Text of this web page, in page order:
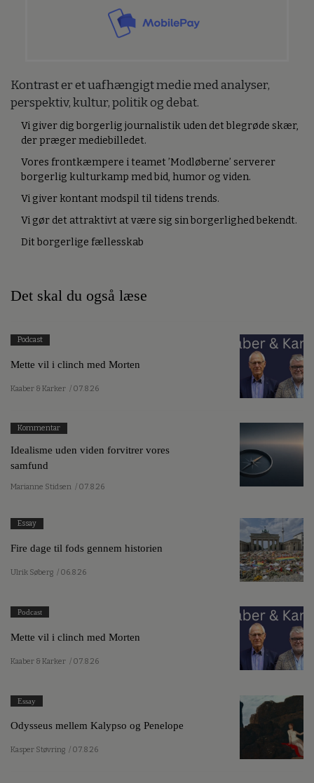
Kontrast er et uafhængigt medie med analyser,
perspektiv, kultur, politik og debat.
Vi giver dig borgerlig journalistik uden det blegrøde skær,
der præger mediebilledet.
Vores frontkæmpere i teamet ’Modløberne’ serverer
borgerlig kulturkamp med bid, humor og viden.
Vi giver kontant modspil til tidens trends.
Vi gør det attraktivt at være sig sin borgerlighed bekendt.
Dit borgerlige fællesskab
Det skal du også læse
Podcast
Mette vil i clinch med Morten
Kaaber & Karker / 07.8.26
Kommentar
Idealisme uden viden forvitrer vores
samfund
Marianne Stidsen / 07.8.26
Essay
Fire dage til fods gennem historien
Ulrik Søberg / 06.8.26
Podcast
Mette vil i clinch med Morten
Kaaber & Karker / 07.8.26
Essay
Odysseus mellem Kalypso og Penelope
Kasper Støvring / 07.8.26